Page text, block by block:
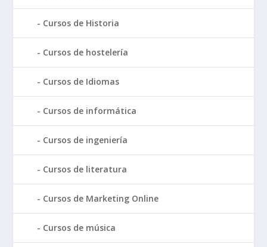
Cursos de Historia
Cursos de hostelería
Cursos de Idiomas
Cursos de informática
Cursos de ingeniería
Cursos de literatura
Cursos de Marketing Online
Cursos de música